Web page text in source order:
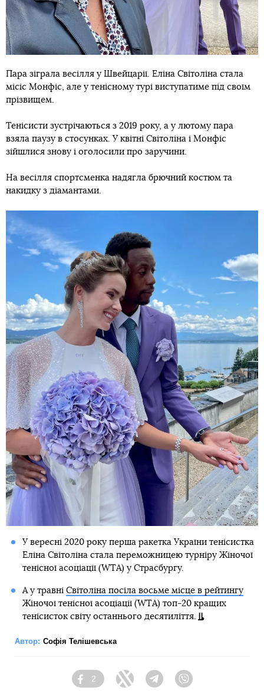
Пара зіграла весілля у Швейцарії. Еліна Світоліна стала
місіс Монфіс, але у тенісному турі виступатиме під своїм
прізвищем.
Тенісисти зустрічаються з 2019 року, а у лютому пара
взяла паузу в стосунках. У квітні Світоліна і Монфіс
зійшлися знову і оголосили про заручини.
На весілля спортсменка надягла брючний костюм та
накидку з діамантами.
У вересні 2020 року перша ракетка України тенісистка
Еліна Світоліна стала переможницею турніру Жіночої
тенісної асоціації (WTA) у Страсбургу.
А у травні Світоліна посіла восьме місце в рейтингу
Жіночої тенісної асоціації (WTA) топ-20 кращих
тенісисток світу останнього десятиліття.
Автор: Софія Телішевська
Facebook
2
Twitter TelegramViber